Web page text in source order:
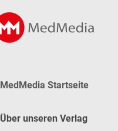
MedMedia Startseite
Über unseren Verlag